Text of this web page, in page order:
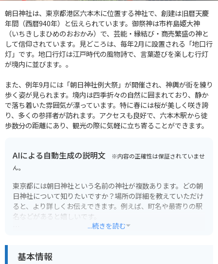
朝日神社は、東京都港区六本木に位置する神社で、創建は旧暦天慶
年間（西暦940年）と伝えられています。御祭神は市杵島姫大神
（いちきしまひめのおおかみ）で、芸能・縁結び・商売繁盛の神と
して信仰されています。見どころは、毎年2月に設置される「地口行
灯」です。地口行灯は江戸時代の風物詩で、言葉遊びを楽しむ行灯
が境内に並びます。。
また、例年9月には「朝日神社例大祭」が開催され、神輿が街を練り
歩く姿が見られます。境内は四季折々の自然に囲まれており、静か
で落ち着いた雰囲気が漂っています。特に春には桜が美しく咲き誇
り、多くの参拝者が訪れます。アクセスも良好で、六本木駅から徒
歩数分の距離にあり、観光の際に気軽に立ち寄ることができます。
AIによる自動生成の説明文 ※内容の正確性は保証されていませ
ん。
東京都には朝日神社という名前の神社が複数あります。どの朝
日神社について知りたいですか？場所の詳細を教えていただけ
ると、より詳しくお伝えできます。例えば、町名や最寄りの駅
名などがあると嬉しいです。
都内の朝日神社について、可能な限り情報をまとめます。
...続きを読む
基本情報